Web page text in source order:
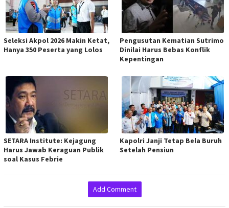
Seleksi Akpol 2026 Makin Ketat,
Hanya 350 Peserta yang Lolos
Pengusutan Kematian Sutrimo
Dinilai Harus Bebas Konflik
Kepentingan
SETARA Institute: Kejagung
Harus Jawab Keraguan Publik
soal Kasus Febrie
Kapolri Janji Tetap Bela Buruh
Setelah Pensiun
Add Comment